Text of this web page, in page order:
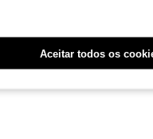
Aceitar todos os